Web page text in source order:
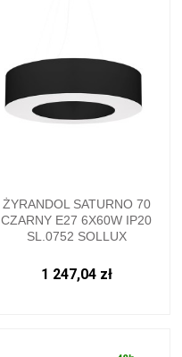
ŻYRANDOL SATURNO 70
CZARNY E27 6X60W IP20
SL.0752 SOLLUX
1 247,04 zł